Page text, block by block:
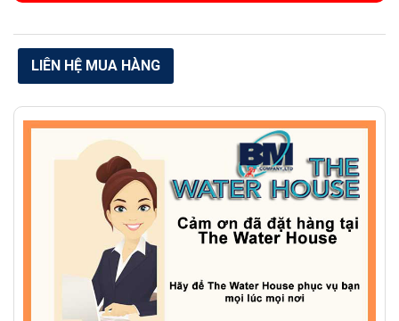
LIÊN HỆ MUA HÀNG